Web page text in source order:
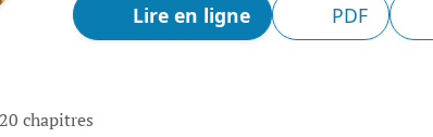
Lire en ligne PDF
chapitres